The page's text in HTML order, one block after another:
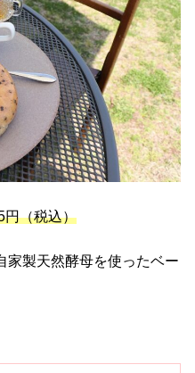
円（税込）
家製天然酵母を使ったベー